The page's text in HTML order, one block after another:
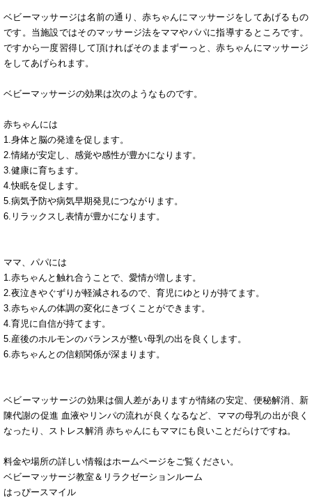
ベビーマッサージは名前の通り、赤ちゃんにマッサージをしてあげるもの
です。当施設ではそのマッサージ法をママやパパに指導するところです。
ですから一度習得して頂ければそのままずーっと、赤ちゃんにマッサージ
をしてあげられます。
ベビーマッサージの効果は次のようなものです。
赤ちゃんには
1.身体と脳の発達を促します。
2.情緒が安定し、感覚や感性が豊かになります。
3.健康に育ちます。
4.快眠を促します。
5.病気予防や病気早期発見につながります。
6.リラックスし表情が豊かになります。
ママ、パパには
1.赤ちゃんと触れ合うことで、愛情が増します。
2.夜泣きやぐずりが軽減されるので、育児にゆとりが持てます。
3.赤ちゃんの体調の変化にきづくことができます。
4.育児に自信が持てます。
5.産後のホルモンのバランスが整い母乳の出を良くします。
6.赤ちゃんとの信頼関係が深まります。
ベビーマッサージの効果は個人差がありますが情緒の安定、便秘解消、新
陳代謝の促進 血液やリンパの流れが良くなるなど、ママの母乳の出が良く
なったり、ストレス解消 赤ちゃんにもママにも良いことだらけですね。
料金や場所の詳しい情報はホームページをご覧ください。
ベビーマッサージ教室＆リラクゼーションルーム
はっぴースマイル